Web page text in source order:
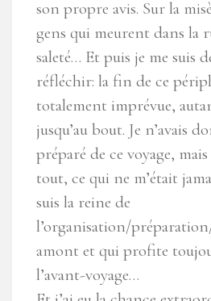
son propre avis. Sur la
gens qui meurent dans la
saleté… Et puis je me suis
réfléchir: la fin de ce
totalement imprévue,
jusqu’au bout. Je n’avais
préparé de ce voyage,
tout, ce qui ne m’était
suis la reine de
l’organisation/
amont et qui profite
l’avant-voyage…